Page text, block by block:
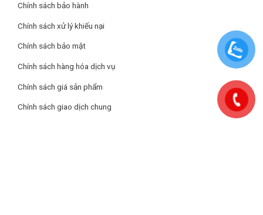
Chức năng giặt thông minh AI tự động điều chỉnh thời gian,
nhiệt độ và mực nước dựa trên chất liệu và khối lượng quần áo.
Chính sách bảo hành
Chính sách xử lý khiếu nại
Chính sách bảo mật
Chính sách hàng hóa dịch vụ
Chính sách giá sản phẩm
Chính sách giao dịch chung